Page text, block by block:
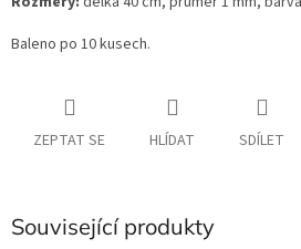
Baleno po 10 kusech.
ZEPTAT SE HLÍDAT SDÍLET
Související produkty